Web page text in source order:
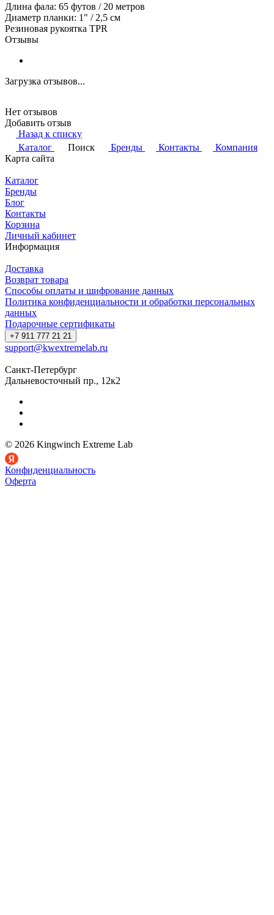
Длина фала: 65 футов / 20 метров
Диаметр планки: 1" / 2,5 см
Резиновая рукоятка TPR
Отзывы
Загрузка отзывов...
Нет отзывов
Добавить отзыв
Назад к списку
Каталог
Поиск Бренды Контакты
Компания
Карта сайта
Каталог
Бренды
Блог
Контакты
Корзина
Личный кабинет
Информация
Доставка
Возврат товара
Способы оплаты и шифрование данных
Политика конфиденциальности и обработки персональных
данных
Подарочные сертификаты
+7 911 777 21 21
support@kwextremelab.ru
Санкт-Петербург
Дальневосточный пр., 12к2
© 2026 Kingwinch Extreme Lab
Конфиденциальность
Оферта